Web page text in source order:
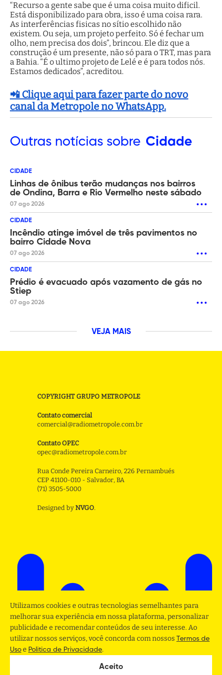
“Recurso a gente sabe que é uma coisa muito dificil.
Está disponibilizado para obra, isso é uma coisa rara.
As interferências fisicas no sítio escolhido não
existem. Ou seja, um projeto perfeito. Só é fechar um
olho, nem precisa dos dois”, brincou. Ele diz que a
construção é um presente, não só para o TRT, mas para
a Bahia. “É o ultimo projeto de Lelé e é para todos nós.
Estamos dedicados”, acreditou.
📲 Clique aqui para fazer parte do novo
canal da Metropole no WhatsApp.
Outras notícias sobre Cidade
CIDADE
Linhas de ônibus terão mudanças nos bairros
de Ondina, Barra e Rio Vermelho neste sábado
07 ago 2026
CIDADE
Incêndio atinge imóvel de três pavimentos no
bairro Cidade Nova
07 ago 2026
CIDADE
Prédio é evacuado após vazamento de gás no
Stiep
07 ago 2026
VEJA MAIS
COPYRIGHT GRUPO METROPOLE
Contato comercial
comercial@radiometropole.com.br
Contato OPEC
opec@radiometropole.com.br
Rua Conde Pereira Carneiro, 226 Pernambués
CEP 41100-010 - Salvador, BA
(71) 3505-5000
Designed by NVGO.
Utilizamos cookies e outras tecnologias semelhantes para
melhorar sua experiência em nossa plataforma, personalizar
publicidade e recomendar conteúdos de seu interesse. Ao
utilizar nossos serviços, você concorda com nossos Termos de
Uso e Politica de Privacidade.
Aceito